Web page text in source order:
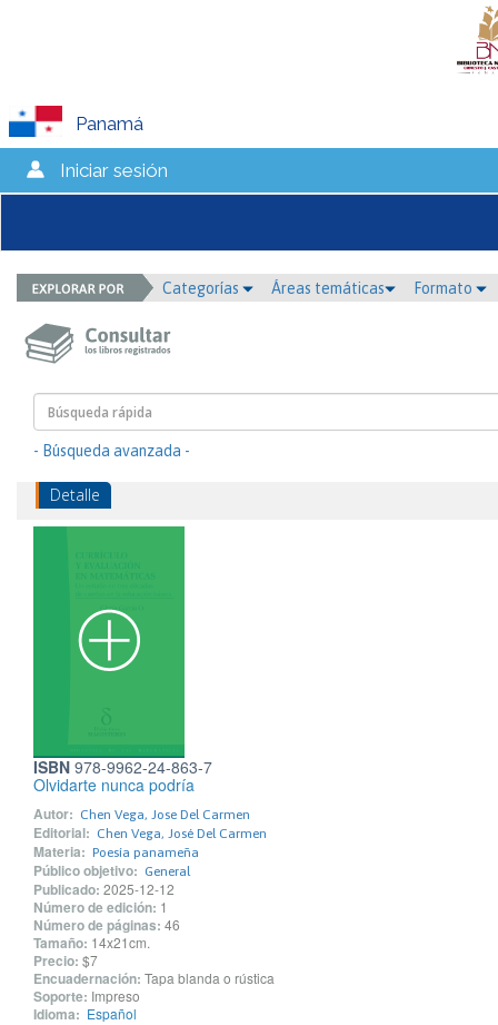
Panamá
Iniciar sesión
Categorías Áreas temáticas Formato
- Búsqueda avanzada -
Detalle
ISBN 978-9962-24-863-7
Olvidarte nunca podría
Autor: Chen Vega, Jose Del Carmen
Editorial: Chen Vega, José Del Carmen
Materia: Poesía panameña
Público objetivo: General
Publicado: 2025-12-12
Número de edición: 1
Número de páginas: 46
Tamaño: 14x21cm.
Precio: $7
Encuadernación: Tapa blanda o rústica
Soporte: Impreso
Idioma: Español